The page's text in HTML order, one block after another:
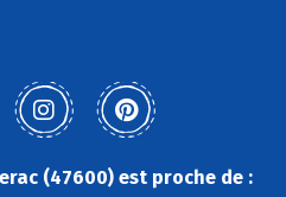
(47600) est proche de :